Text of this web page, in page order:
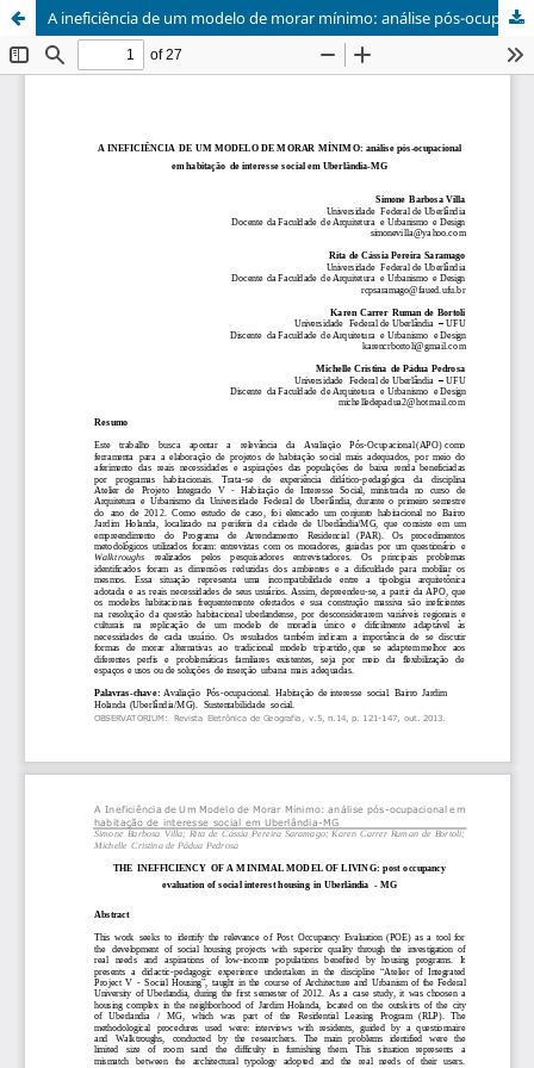
A ineficiência de um modelo de morar mínimo: análise pós-ocupacional em habitação de interesse social em Uberlândia-MG / The inefficiency of a minimal model of living: post occupancy evaluation of social interest housing in Uberlândia - MG